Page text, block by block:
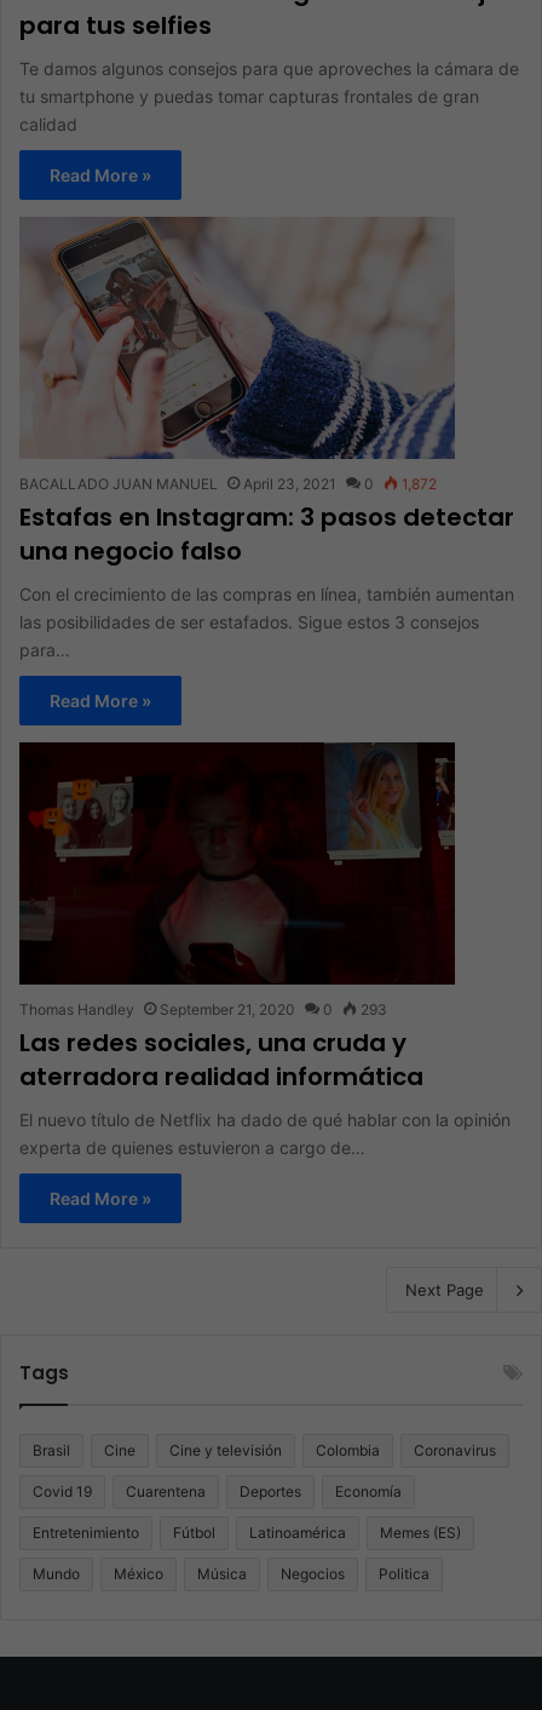
para tus selfies
Te damos algunos consejos para que aproveches la cámara de
tu smartphone y puedas tomar capturas frontales de gran
calidad
Read More »
BACALLADO JUAN MANUEL April 23, 2021 0 1,872
Estafas en Instagram: 3 pasos detectar
una negocio falso
Con el crecimiento de las compras en línea, también aumentan
las posibilidades de ser estafados. Sigue estos 3 consejos
para…
Read More »
Thomas Handley September 21, 2020 0 293
Las redes sociales, una cruda y
aterradora realidad informática
El nuevo título de Netflix ha dado de qué hablar con la opinión
experta de quienes estuvieron a cargo de…
Read More »
Next Page
Tags
Brasil Cine Cine y televisión Colombia Coronavirus
Covid 19 Cuarentena Deportes Economía
Entretenimiento Fútbol Latinoamérica Memes (ES)
Mundo México Música Negocios Politica